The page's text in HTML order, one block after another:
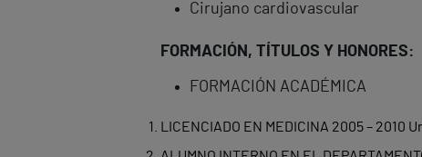
Cirujano cardiovascular
FORMACIÓN, TÍTULOS Y HONORES:
FORMACIÓN ACADÉMICA
LICENCIADO EN MEDICINA 2005 – 2010